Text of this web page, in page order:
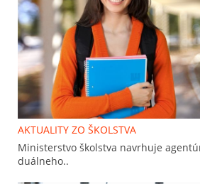
AKTUALITY ZO ŠKOLSTVA
Ministerstvo školstva navrhuje
duálneho..